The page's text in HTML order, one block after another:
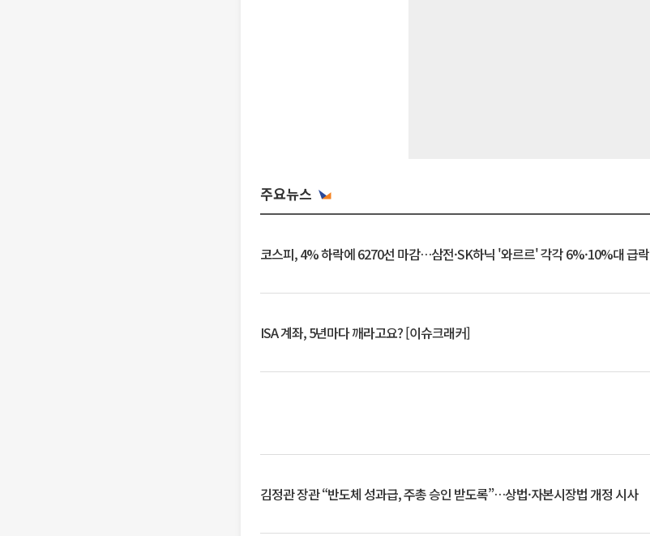
주요뉴스
코스피, 4% 하락에 6270선 마감…삼전·SK하닉 '와르르' 각각 6%·10%대 급락
ISA 계좌, 5년마다 깨라고요? [이슈크래커]
김정관 장관 “반도체 성과급, 주총 승인 받도록”…상법·자본시장법 개정 시사